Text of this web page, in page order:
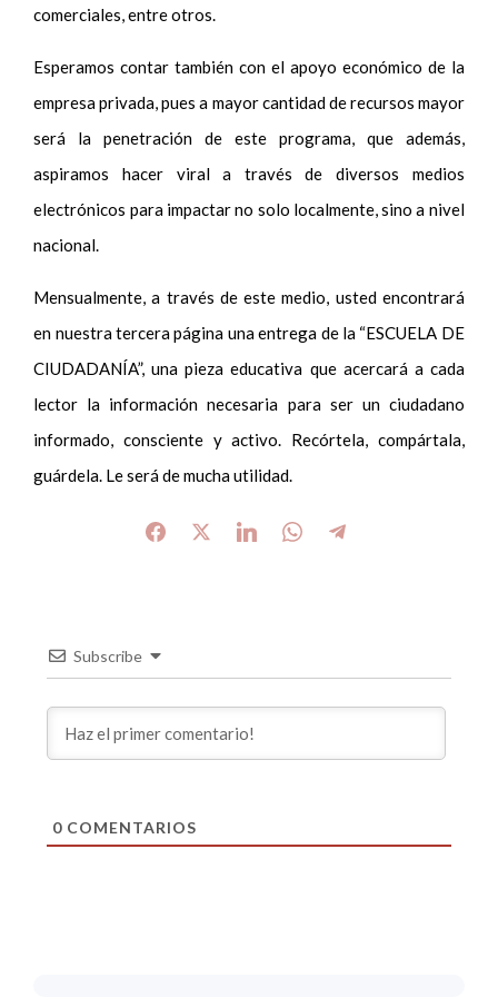
comerciales, entre otros.
Esperamos contar también con el apoyo económico de la
empresa privada, pues a mayor cantidad de recursos mayor
será la penetración de este programa, que además,
aspiramos hacer viral a través de diversos medios
electrónicos para impactar no solo localmente, sino a nivel
nacional.
Mensualmente, a través de este medio, usted encontrará
en nuestra tercera página una entrega de la “ESCUELA DE
CIUDADANÍA”, una pieza educativa que acercará a cada
lector la información necesaria para ser un ciudadano
informado, consciente y activo. Recórtela, compártala,
guárdela. Le será de mucha utilidad.
Subscribe
0COMENTARIOS